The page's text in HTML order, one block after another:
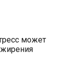
может